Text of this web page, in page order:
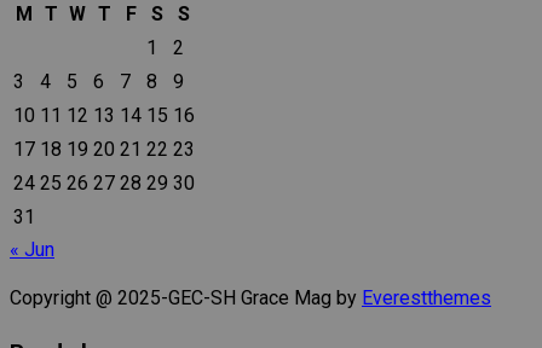
M T W T F S
S
1
2
3
4 5 6 7 8
9
10 11 12 13 14 15 16
17 18 19 20 21 22 23
24 25 26 27 28 29 30
31
« Jun
Copyright @ 2025-GEC-SH Grace Mag by Everestthemes